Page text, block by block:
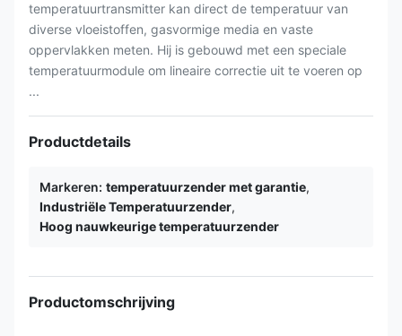
temperatuurtransmitter kan direct de temperatuur van
diverse vloeistoffen, gasvormige media en vaste
oppervlakken meten. Hij is gebouwd met een speciale
temperatuurmodule om lineaire correctie uit te voeren op
...
Productdetails
Markeren: temperatuurzender met garantie,
Industriële Temperatuurzender,
Hoog nauwkeurige temperatuurzender
Productomschrijving